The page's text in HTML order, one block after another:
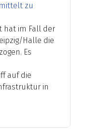
zu
hat im Fall der
Halle die
Es
auf die
in